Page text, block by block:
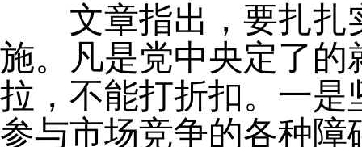
文章指出，要扎扎
施。凡是党中央定了
拉，不能打折扣。一
参与市场竞争的各种